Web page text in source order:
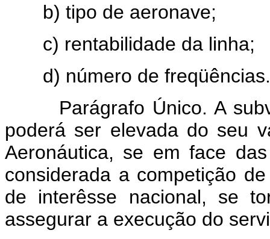
b) tipo de aeronave;
c) rentabilidade da linha;
d) número de freqüências.
Parágrafo Único. A
poderá ser elevada do seu
Aeronáutica, se em face
considerada a competição
de interêsse nacional, se
assegurar a execução do